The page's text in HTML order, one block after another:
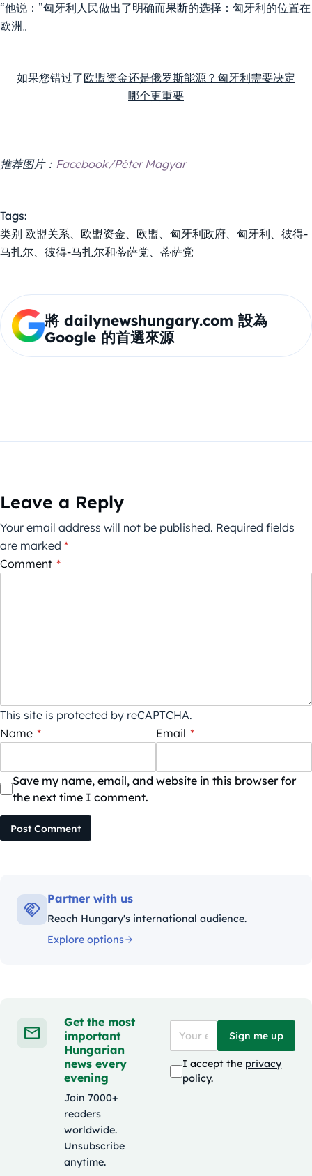
“他说：”匈牙利人民做出了明确而果断的选择：匈牙利的位置在
欧洲。
如果您错过了欧盟资金还是俄罗斯能源？匈牙利需要决定
哪个更重要
推荐图片： Facebook/Péter Magyar
Tags:
类别 欧盟关系、欧盟资金、欧盟、匈牙利政府、匈牙利、彼得-
马扎尔、彼得-马扎尔和蒂萨党、蒂萨党
將 dailynewshungary.com 設為
Google 的首選來源
Leave a Reply
Your email address will not be published. Required fields
are marked *
Comment *
This site is protected by reCAPTCHA.
Name * Email *
Save my name, email, and website in this browser for
the next time I comment.
Post Comment
Partner with us
Reach Hungary's international audience.
Explore options
Get the most
important
Hungarian
news every
evening
Join 7000+
readers
worldwide.
Unsubscribe
anytime.
Sign me up
I accept the privacy
policy.